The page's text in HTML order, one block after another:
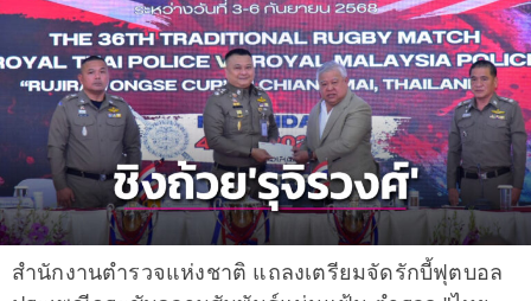
สำนักงานตำรวจแห่งชาติ แถลงเตรียมจัดรักบี้ฟุตบอล